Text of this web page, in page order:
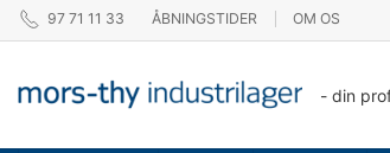
97 71 11 33 ÅBNINGSTIDER OM OS
- din